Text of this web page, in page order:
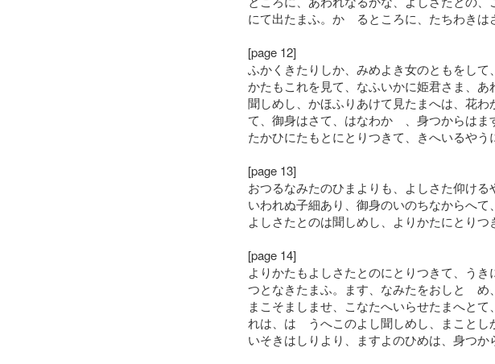
にて出たまふ。かゝるところに、たちわきは
[page 12]
ふかくきたりしか、みめよき女のともをし
かたもこれを見て、なふいかに姫君さま、
聞しめし、かほふりあけて見たまへは、花
て、御身はさて、はなわかゝ、身つからは
たかひにたもとにとりつきて、きへいるやう
[page 13]
おつるなみたのひまよりも、よしさた仰け
いわれぬ子細あり、御身のいのちなからへ
よしさたとのは聞しめし、よりかたにとりつ
[page 14]
よりかたもよしさたとのにとりつきて、う
つとなきたまふ。ます、なみたをおしとゝ
まこそましませ、こなたへいらせたまへと
れは、はゝうへこのよし聞しめし、まこと
いそきはしりより、ますよのひめは、身つ